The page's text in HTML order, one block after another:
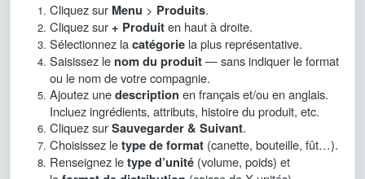
Cliquez sur Menu > Produits.
Cliquez sur+ Produiten haut à droite.
Sélectionnez lacatégorie la plus représentative.
Saisissez le nom du produit— sans indiquer le format
ou le nom de votre compagnie.
Ajoutez unedescription en français et/ou en anglais.
Incluez ingrédients, attributs, histoire du produit, etc.
Cliquez surSauvegarder & Suivant.
Choisissez letype de format (canette, bouteille, fût…).
Renseignez letype d’unité (volume, poids) et